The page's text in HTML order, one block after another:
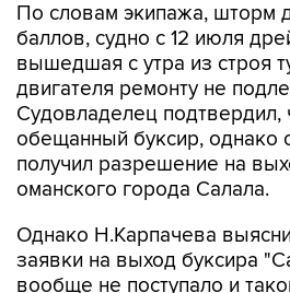
По словам экипажа, шторм
баллов, судно с 12 июля
вышедшая с утра из строя
двигателя ремонту не
Судовладелец
обещанный буксир, однако
получил разрешение на
оманского города Салала.
Однако Н.Карпачева
заявки на выход буксира
вообще не поступало и